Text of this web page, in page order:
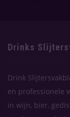
Drinks
Drink
en professionele
in wijn, bier,